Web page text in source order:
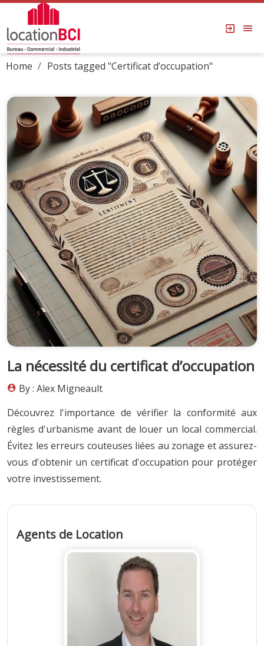
Home Posts tagged "Certificat d’occupation"
La nécessité du certificat d’occupation
By : Alex Migneault
Découvrez l'importance de vérifier la conformité aux
règles d'urbanisme avant de louer un local commercial.
Évitez les erreurs couteuses liées au zonage et assurez-
vous d'obtenir un certificat d'occupation pour protéger
votre investissement.
Agents de Location